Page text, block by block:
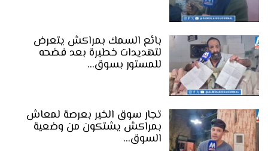
بائع السمك بمراكش يتعرض
لتهديدات خطيرة بعد فضحه
للمستور بسوق…
تجار سوق الخير بعرصة لمعاش
بمراكش يشتكون من وضعية
السوق…